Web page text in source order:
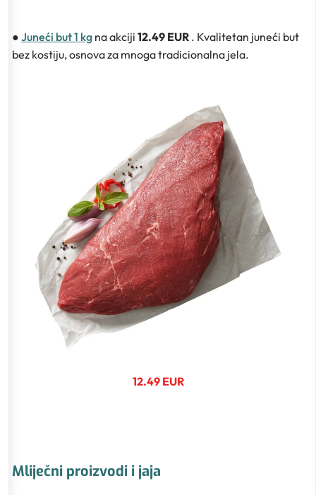
● Juneći but 1 kg na akciji 12.49 EUR . Kvalitetan juneći but
bez kostiju, osnova za mnoga tradicionalna jela.
12.49 EUR
Mliječni proizvodi i jaja